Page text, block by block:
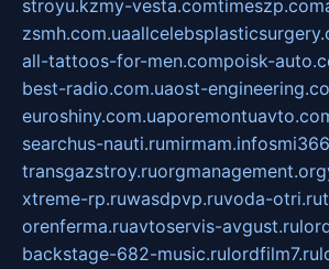
stroyu.kzmy-vesta.comtimeszp.com
zsmh.com.ua
all-tattoos-for-men.compoisk-
best-radio.com.uaost-
euroshiny.com.ua
searchus-nauti.rumirmam.info
transgazstroy.ruorgmanagement.org
xtreme-rp.ruwasdpvp.ruvoda-otri.ru
orenferma.ruavtoservis-avgust.ru
backstage-682-music.rulordfilm7.ru